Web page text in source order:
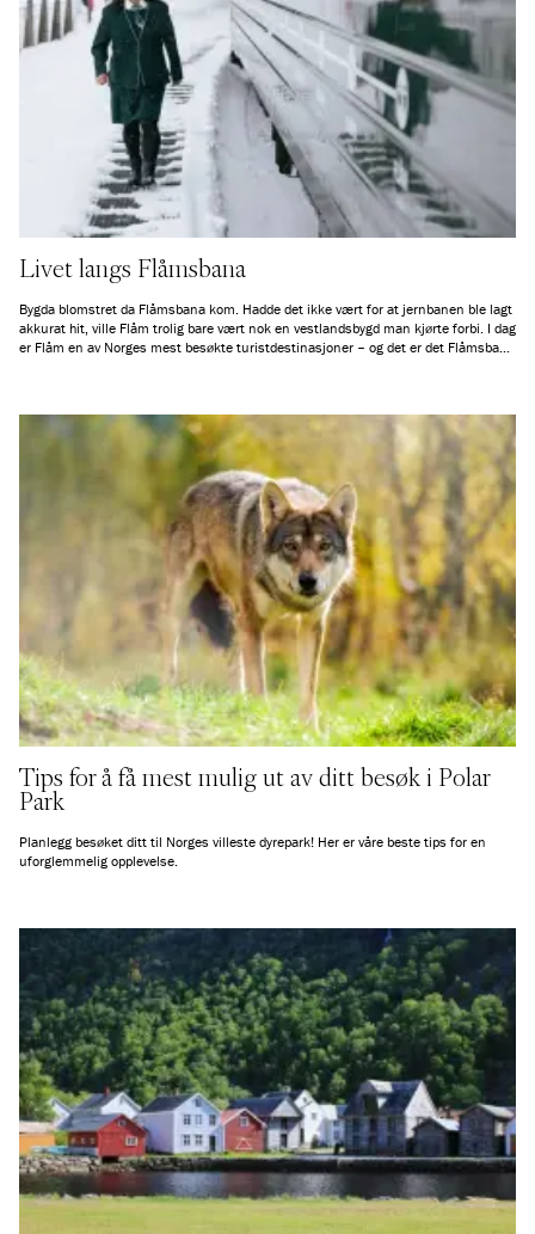
Livet langs Flåmsbana
Bygda blomstret da Flåmsbana kom. Hadde det ikke vært for at jernbanen ble lagt
akkurat hit, ville Flåm trolig bare vært nok en vestlandsbygd man kjørte forbi. I dag
er Flåm en av Norges mest besøkte turistdestinasjoner – og det er det Flåmsbana
Tips for å få mest mulig ut av ditt besøk i Polar
Park
Planlegg besøket ditt til Norges villeste dyrepark! Her er våre beste tips for en
uforglemmelig opplevelse.